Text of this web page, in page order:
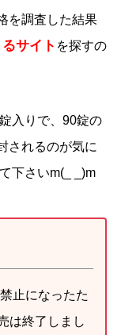
を調査した結果
サイト を探すの
入りで、90錠の
されるのが気に
下さいm(_ _)m
止になったた
は終了しまし